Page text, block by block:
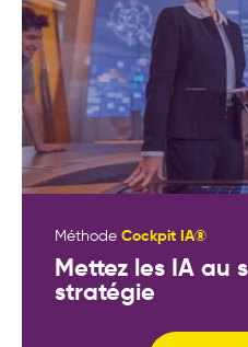
Méthode Cockpit IA®
Mettez les IA au
stratégie